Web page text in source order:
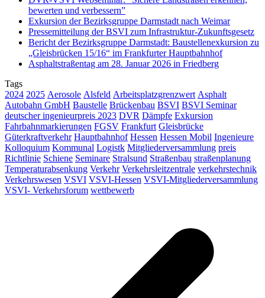
bewerten und verbessern”
Exkursion der Bezirksgruppe Darmstadt nach Weimar
Pressemitteilung der BSVI zum Infrastruktur-Zukunftsgesetz
Bericht der Bezirksgruppe Darmstadt: Baustellenexkursion zu
„Gleisbrücken 15/16“ im Frankfurter Hauptbahnhof
Asphaltstraßentag am 28. Januar 2026 in Friedberg
Tags
2024 2025 Aerosole Alsfeld Arbeitsplatzgrenzwert Asphalt
Autobahn GmbH Baustelle Brückenbau BSVI BSVI Seminar
deutscher ingenieurpreis 2023 DVR Dämpfe Exkursion
Fahrbahnmarkierungen FGSV Frankfurt Gleisbrücke
Güterkraftverkehr Hauptbahnhof Hessen Hessen Mobil Ingenieure
Kolloquium Kommunal Logistk Mitgliederversammlung preis
Richtlinie Schiene Seminare Stralsund Straßenbau straßenplanung
Temperaturabsenkung Verkehr Verkehrsleitzentrale verkehrstechnik
Verkehrswesen VSVI VSVI-Hessen VSVI-Mitgliederversammlung
VSVI- Verkehrsforum wettbewerb